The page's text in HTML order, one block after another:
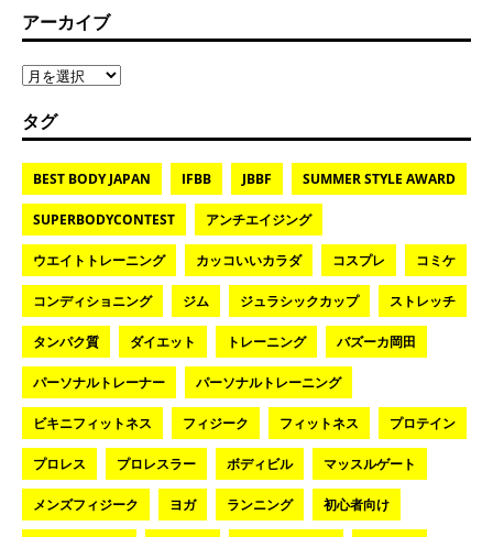
アーカイブ
タグ
BEST BODY JAPAN IFBB JBBF SUMMER STYLE AWARD
SUPERBODYCONTEST アンチエイジング
ウエイトトレーニング カッコいいカラダ コスプレ コミケ
コンディショニング ジム ジュラシックカップ ストレッチ
タンパク質 ダイエット トレーニング バズーカ岡田
パーソナルトレーナー パーソナルトレーニング
ビキニフィットネス フィジーク フィットネス プロテイン
プロレス プロレスラー ボディビル マッスルゲート
メンズフィジーク ヨガ ランニング 初心者向け